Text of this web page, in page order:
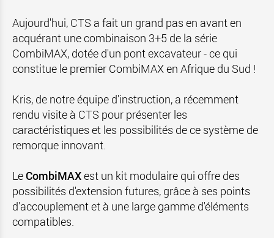
Aujourd'hui, CTS a fait un grand pas en avant en
acquérant une combinaison 3+5 de la série
CombiMAX, dotée d'un pont excavateur - ce qui
constitue le premier CombiMAX en Afrique du Sud !
Kris, de notre équipe d'instruction, a récemment
rendu visite à CTS pour présenter les
caractéristiques et les possibilités de ce système de
remorque innovant.
Le CombiMAXest un kit modulaire qui offre des
possibilités d'extension futures, grâce à ses points
d'accouplement et à une large gamme d'éléments
compatibles.